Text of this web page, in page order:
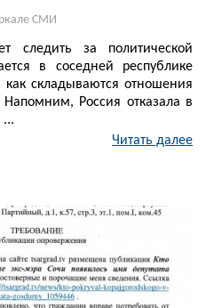
СМИ
следить за политической
в соседней республике
как складываются отношения
Россия отказала в
...
Читать далее